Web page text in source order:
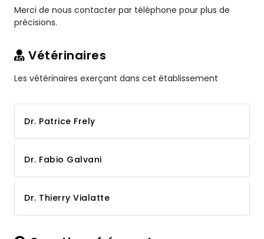
Merci de nous contacter par téléphone pour plus de
précisions.
Vétérinaires
Les vétérinaires exerçant dans cet établissement
Dr. Patrice Frely
Dr. Fabio Galvani
Dr. Thierry Vialatte